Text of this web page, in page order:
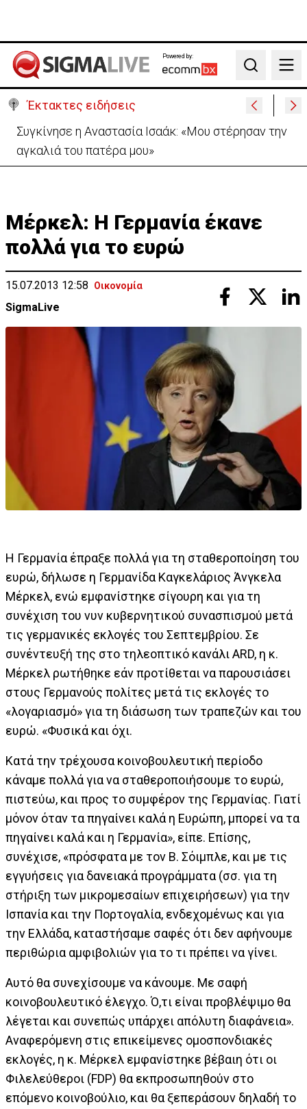
Powered by:
Search
Έκτακτες ειδήσεις
Μεγάλο πακέτο όπλων από Τουρκία προς Ουκρανία
-Κίνηση με μήνυμα προς Μόσχα;
Μέρκελ: Η Γερμανία έκανε
πολλά για το ευρώ
15.07.2013 12:58 Οικονομία
SigmaLive
Η Γερμανία έπραξε πολλά για τη σταθεροποίηση του
ευρώ, δήλωσε η Γερμανίδα Καγκελάριος Άνγκελα
Μέρκελ, ενώ εμφανίστηκε σίγουρη και για τη
συνέχιση του νυν κυβερνητικού συνασπισμού μετά
τις γερμανικές εκλογές του Σεπτεμβρίου. Σε
συνέντευξή της στο τηλεοπτικό κανάλι ARD, η κ.
Μέρκελ ρωτήθηκε εάν προτίθεται να παρουσιάσει
στους Γερμανούς πολίτες μετά τις εκλογές το
«λογαριασμό» για τη διάσωση των τραπεζών και του
ευρώ. «Φυσικά και όχι.
Κατά την τρέχουσα κοινοβουλευτική περίοδο
κάναμε πολλά για να σταθεροποιήσουμε το ευρώ,
πιστεύω, και προς το συμφέρον της Γερμανίας. Γιατί
μόνον όταν τα πηγαίνει καλά η Ευρώπη, μπορεί να τα
πηγαίνει καλά και η Γερμανία», είπε. Επίσης,
συνέχισε, «πρόσφατα με τον Β. Σόιμπλε, και με τις
εγγυήσεις για δανειακά προγράμματα (σσ. για τη
στήριξη των μικρομεσαίων επιχειρήσεων) για την
Ισπανία και την Πορτογαλία, ενδεχομένως και για
την Ελλάδα, καταστήσαμε σαφές ότι δεν αφήνουμε
περιθώρια αμφιβολιών για το τι πρέπει να γίνει.
Αυτό θα συνεχίσουμε να κάνουμε. Με σαφή
κοινοβουλευτικό έλεγχο. Ό,τι είναι προβλέψιμο θα
λέγεται και συνεπώς υπάρχει απόλυτη διαφάνεια».
Αναφερόμενη στις επικείμενες ομοσπονδιακές
εκλογές, η κ. Μέρκελ εμφανίστηκε βέβαιη ότι οι
Φιλελεύθεροι (FDP) θα εκπροσωπηθούν στο
επόμενο κοινοβούλιο, και θα ξεπεράσουν δηλαδή το